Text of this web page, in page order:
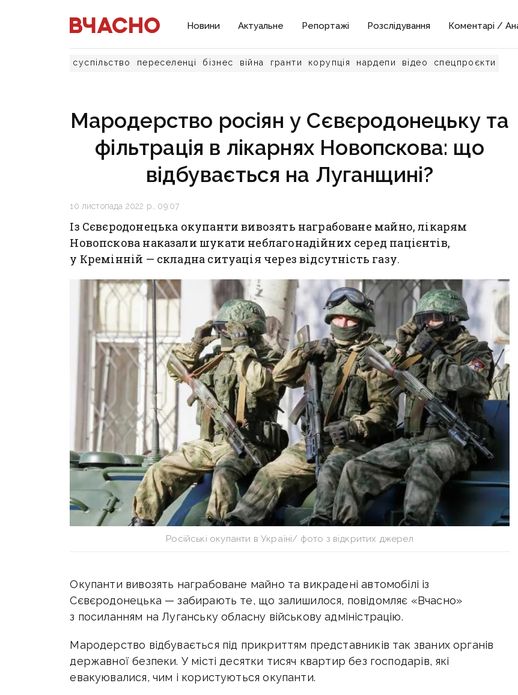
Новини Актуальне Репортажі Розслідування Коментарі /
суспільство переселенці бізнес війна гранти корупція нардепи відео спецпроєкти
Мародерство росіян у Сєвєродонецьку та
фільтрація в лікарнях Новопскова: що
відбувається на Луганщині?
10 листопада 2022 р., 09:07
Із Сєвєродонецька окупанти вивозять награбоване майно, лікарям
Новопскова наказали шукати неблагонадійних серед пацієнтів,
у Кремінній — складна ситуація через відсутність газу.
Російські окупанти в Україні/ фото з відкритих джерел
Окупанти вивозять награбоване майно та викрадені автомобілі із
Сєвєродонецька — забирають те, що залишилося, повідомляє «Вчасно»
з посиланням на Луганську обласну військову адміністрацію.
Мародерство відбувається під прикриттям представників так званих органів
державної безпеки. У місті десятки тисяч квартир без господарів, які
евакуювалися, чим і користуються окупанти.